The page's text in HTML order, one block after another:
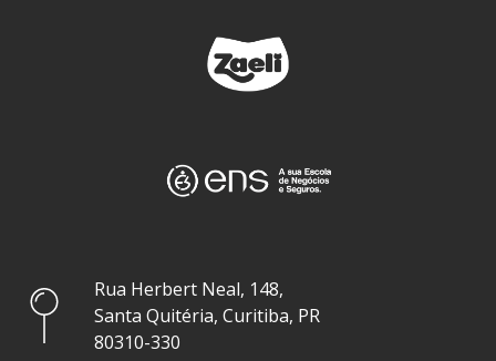
Rua Herbert Neal, 148,
Santa Quitéria, Curitiba, PR
80310-330